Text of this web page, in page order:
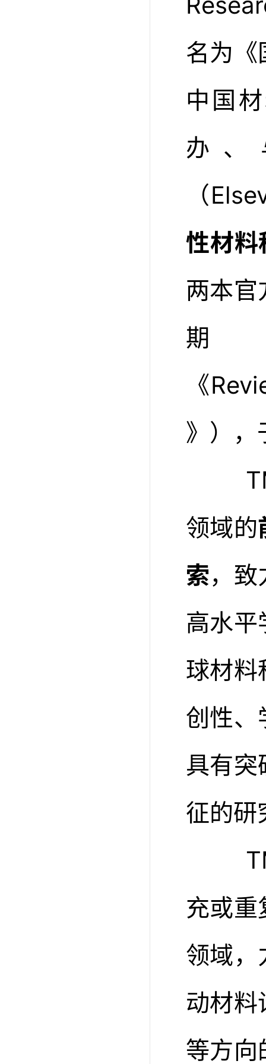
名为《
中国
办、
（
性材料
两本官
《
》）
领域的
索，
高水平
球材料
创性、
具有突
征的研
充或重
领域，
动材料
等方向